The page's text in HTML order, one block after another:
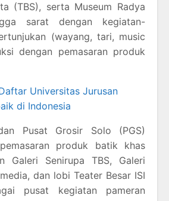
(TBS), serta Museum Radya
sarat dengan kegiatan-
(wayang, tari, music
dengan pemasaran produk
Universitas Jurusan
di Indonesia
Pusat Grosir Solo (PGS)
produk batik khas
Galeri Senirupa TBS, Galeri
dan lobi Teater Besar ISI
pusat kegiatan pameran